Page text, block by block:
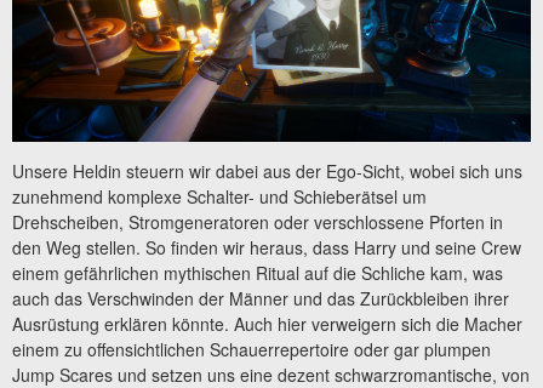
Unsere Heldin steuern wir dabei aus der Ego-Sicht, wobei sich uns
zunehmend komplexe Schalter- und Schieberätsel um
Drehscheiben, Stromgeneratoren oder verschlossene Pforten in
den Weg stellen. So finden wir heraus, dass Harry und seine Crew
einem gefährlichen mythischen Ritual auf die Schliche kam, was
auch das Verschwinden der Männer und das Zurückbleiben ihrer
Ausrüstung erklären könnte. Auch hier verweigern sich die Macher
einem zu offensichtlichen Schauerrepertoire oder gar plumpen
Jump Scares und setzen uns eine dezent schwarzromantische, von